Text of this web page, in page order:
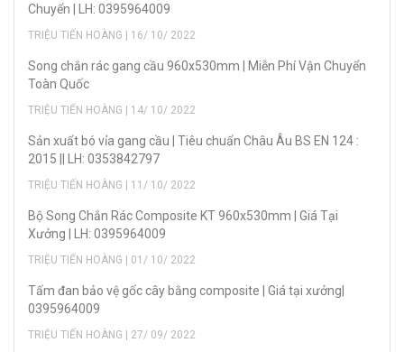
Chuyển | LH: 0395964009
TRIỆU TIẾN HOÀNG | 16/ 10/ 2022
Song chắn rác gang cầu 960x530mm | Miễn Phí Vận Chuyển
Toàn Quốc
TRIỆU TIẾN HOÀNG | 14/ 10/ 2022
Sản xuẩt bó vỉa gang cầu | Tiêu chuẩn Châu Âu BS EN 124 :
2015 || LH: 0353842797
TRIỆU TIẾN HOÀNG | 11/ 10/ 2022
Bộ Song Chắn Rác Composite KT 960x530mm | Giá Tại
Xưởng | LH: 0395964009
TRIỆU TIẾN HOÀNG | 01/ 10/ 2022
Tấm đan bảo vệ gốc cây bằng composite | Giá tại xưởng|
0395964009
TRIỆU TIẾN HOÀNG | 27/ 09/ 2022